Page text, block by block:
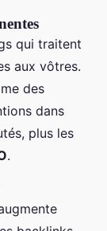
qui traitent
aux vôtres.
des
dans
plus les
.